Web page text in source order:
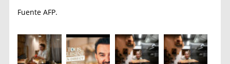
Fuente AFP.